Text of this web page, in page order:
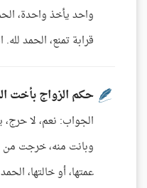
واحد يأخذ واحدة،
قرابة تمنع، الحمد
حكم الزواج بأخت
الجواب: نعم، لا حرج،
وبانت منه، خرجت من
عمتها، أو خالتها،